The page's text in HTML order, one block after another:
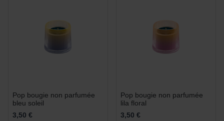
Pop bougie non parfumée
bleu soleil
3,50 €
Pop bougie non parfumée
lila floral
3,50 €